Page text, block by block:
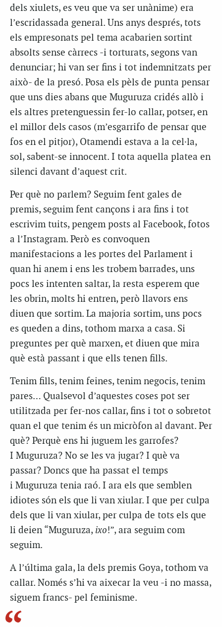
dels xiulets, es veu que va ser unànime) era
l’escridassada general. Uns anys després, tots
els empresonats pel tema acabarien sortint
absolts sense càrrecs -i torturats, segons van
denunciar; hi van ser fins i tot indemnitzats per
això- de la presó. Posa els pèls de punta pensar
que uns dies abans que Muguruza cridés allò i
els altres pretenguessin fer-lo callar, potser, en
el millor dels casos (m’esgarrifo de pensar que
fos en el pitjor), Otamendi estava a la cel·la,
sol, sabent-se innocent. I tota aquella platea en
silenci davant d’aquest crit.
Per què no parlem? Seguim fent gales de
premis, seguim fent cançons i ara fins i tot
escrivim tuits, pengem posts al Facebook, fotos
a l’Instagram. Però es convoquen
manifestacions a les portes del Parlament i
quan hi anem i ens les trobem barrades, uns
pocs les intenten saltar, la resta esperem que
les obrin, molts hi entren, però llavors ens
diuen que sortim. La majoria sortim, uns pocs
es queden a dins, tothom marxa a casa. Si
preguntes per què marxen, et diuen que mira
què està passant i que ells tenen fills.
Tenim fills, tenim feines, tenim negocis, tenim
pares… Qualsevol d’aquestes coses pot ser
utilitzada per fer-nos callar, fins i tot o sobretot
quan el que tenim és un micròfon al davant. Per
què? Perquè ens hi juguem les garrofes?
I Muguruza? No se les va jugar? I què va
passar? Doncs que ha passat el temps
i Muguruza tenia raó. I ara els que semblen
idiotes són els que li van xiular. I que per culpa
dels que li van xiular, per culpa de tots els que
li deien “Muguruza, ixo!”, ara seguim com
seguim.
A l’última gala, la dels premis Goya, tothom va
callar. Només s’hi va aixecar la veu -i no massa,
siguem francs- pel feminisme.